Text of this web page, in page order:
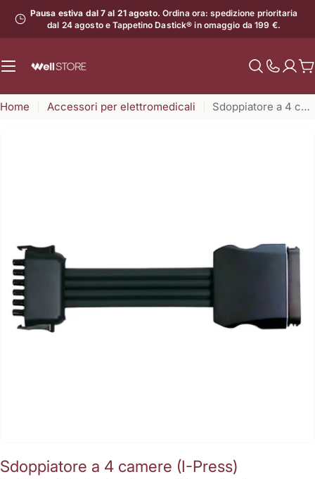
contenuto
Pausa estiva dal 7 al 21 agosto. Ordina ora: spedizione prioritaria
dal 24 agosto e Tappetino Dastick® in omaggio da 199 €.
il
Home Accessori per elettromedicali Sdoppiatore a 4 camere (I-Press)
Apri supporto 0 in modalità modale
Sdoppiatore a 4 camere (I-Press)